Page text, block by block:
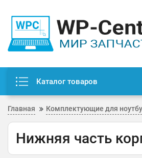
Каталог товаров
Главная Комплектующие для
Нижняя часть